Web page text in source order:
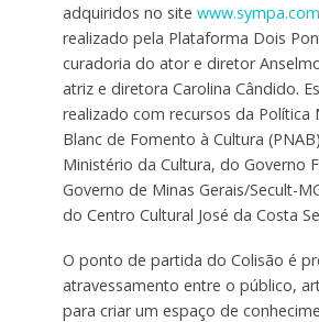
adquiridos no site
realizado pela Plataforma Dois
curadoria do ator e diretor
atriz e diretora Carolina Cândido.
realizado com recursos da Política
Blanc de Fomento à Cultura
Ministério da Cultura, do Governo
Governo de Minas Gerais/Secult-
do Centro Cultural José da Costa
O ponto de partida do Colisão é
atravessamento entre o público,
para criar um espaço de